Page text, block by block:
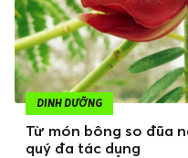
DINH DƯỠNG
Từ món bông so đũa
quý đa tác dụng